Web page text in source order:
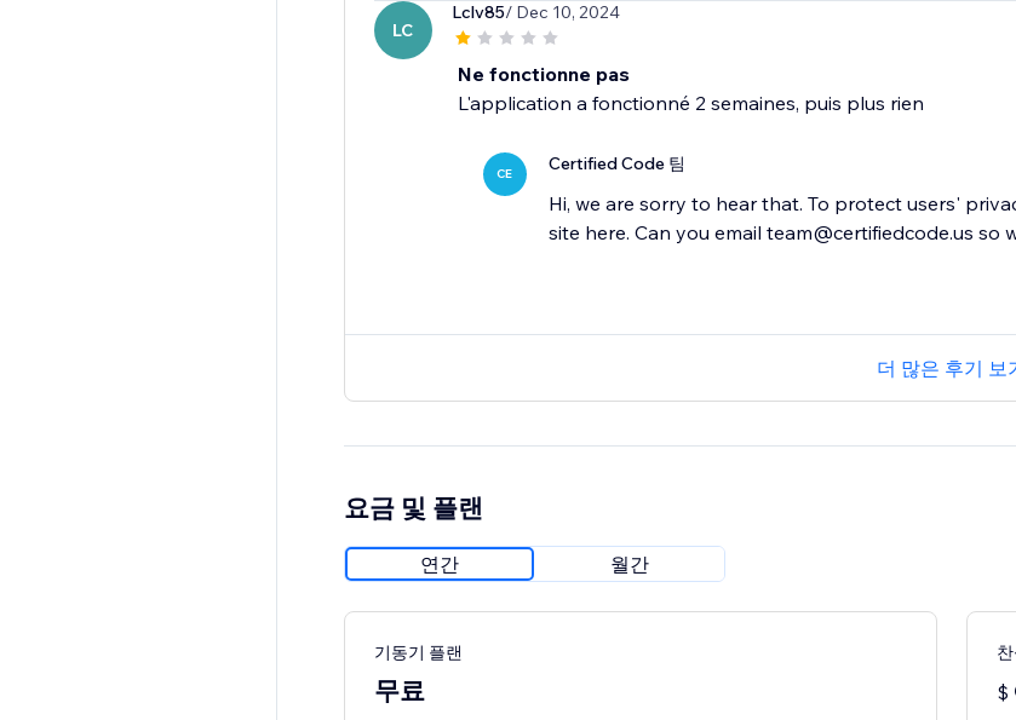
LC
Lclv85/ Dec 10, 2024
Ne fonctionne pas
L'application a fonctionné 2 semaines, puis plus rien
CE Certified Code 팀
Hi, we are sorry to hear that. To protect users'
더 많은 후기 보
요금 및 플랜
연간 월간
기동기 플랜
무료 $